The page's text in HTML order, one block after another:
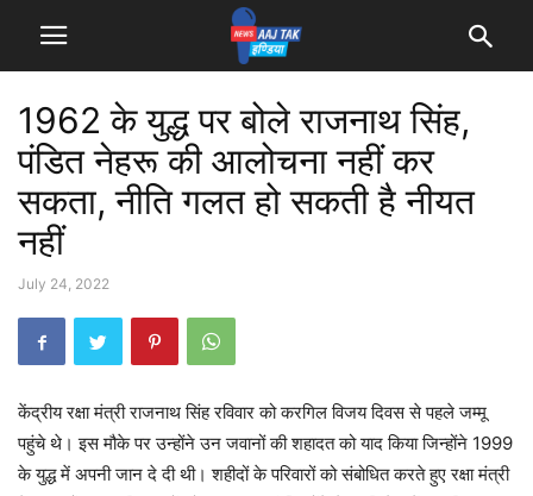
1962 के युद्ध पर बोले राजनाथ सिंह,
पंडित नेहरू की आलोचना नहीं कर
सकता, नीति गलत हो सकती है नीयत
नहीं
July 24, 2022
केंद्रीय रक्षा मंत्री राजनाथ सिंह रविवार को करगिल विजय दिवस से पहले जम्मू
पहुंचे थे। इस मौके पर उन्होंने उन जवानों की शहादत को याद किया जिन्होंने 1999
के युद्ध में अपनी जान दे दी थी। शहीदों के परिवारों को संबोधित करते हुए रक्षा मंत्री